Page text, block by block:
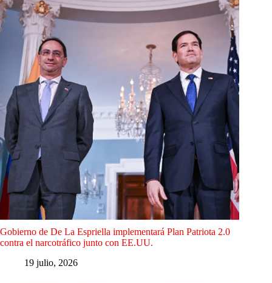
Gobierno de De La Espriella implementará Plan Patriota 2.0
contra el narcotráfico junto con EE.UU.
19 julio, 2026